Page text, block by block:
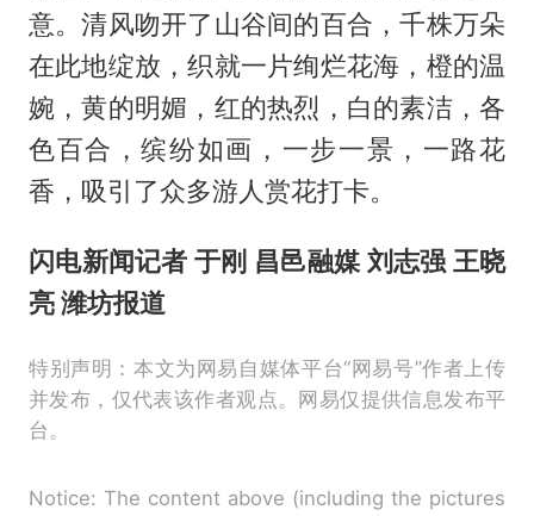
意。清风吻开了山谷间的百合，千株万朵
在此地绽放，织就一片绚烂花海，橙的温
婉，黄的明媚，红的热烈，白的素洁，各
色百合，缤纷如画，一步一景，一路花
香，吸引了众多游人赏花打卡。
闪电新闻记者 于刚 昌邑融媒 刘志强 王晓
亮 潍坊报道
特别声明：本文为网易自媒体平台“网易号”作者上传
并发布，仅代表该作者观点。网易仅提供信息发布平
台。
Notice: The content above (including the pictures